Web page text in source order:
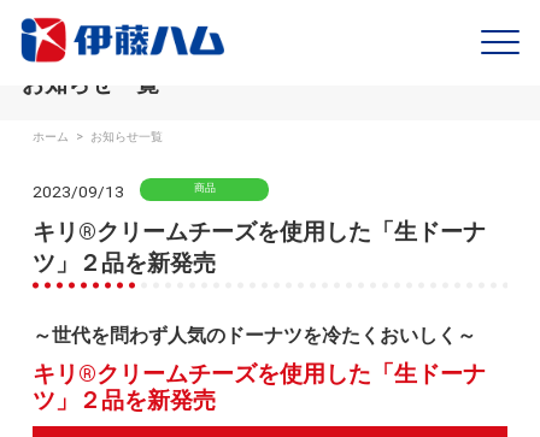
お知らせ一覧
ホーム > お知らせ一覧
2023/09/13 商品
キリ®クリームチーズを使用した「生ドーナ
ツ」２品を新発売
～世代を問わず人気のドーナツを冷たくおいしく～
キリ®クリームチーズを使用した「生ドーナ
ツ」２品を新発売